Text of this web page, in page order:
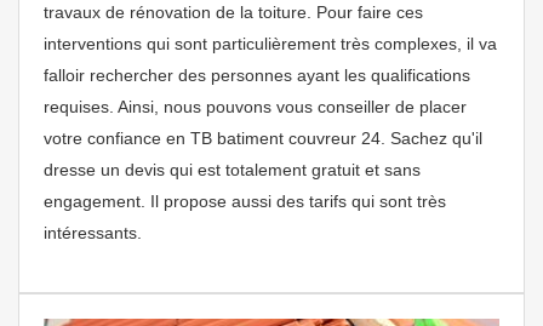
travaux de rénovation de la toiture. Pour faire ces
interventions qui sont particulièrement très complexes, il va
falloir rechercher des personnes ayant les qualifications
requises. Ainsi, nous pouvons vous conseiller de placer
votre confiance en TB batiment couvreur 24. Sachez qu'il
dresse un devis qui est totalement gratuit et sans
engagement. Il propose aussi des tarifs qui sont très
intéressants.